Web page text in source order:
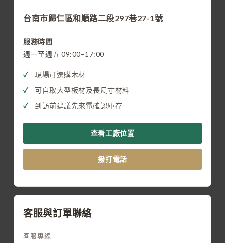
台南市歸仁區和順路二段297巷27-1號
服務時間
週一至週五 09:00–17:00
現場可選購木材
可自取大型板材及長尺寸材料
到訪前建議先來電確認庫存
查看工廠位置
撥打電話
客服與訂單聯絡
客服專線